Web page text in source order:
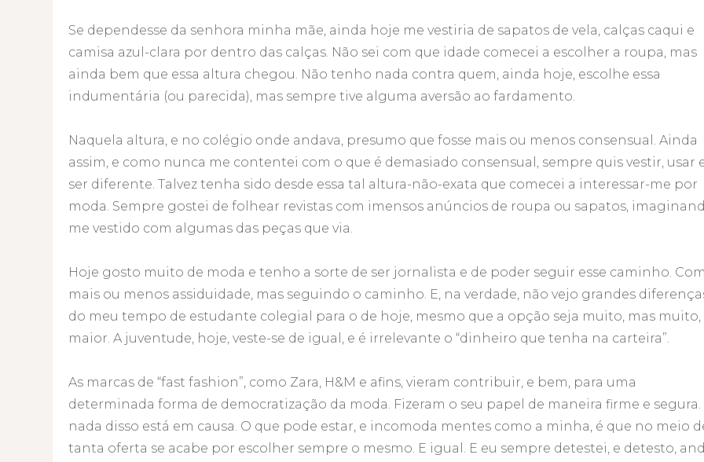
Se dependesse da senhora minha mãe, ainda hoje me vestiria de sapatos de vela, calças caqui e
camisa azul-clara por dentro das calças. Não sei com que idade comecei a escolher a roupa, mas
ainda bem que essa altura chegou. Não tenho nada contra quem, ainda hoje, escolhe essa
indumentária (ou parecida), mas sempre tive alguma aversão ao fardamento.
Naquela altura, e no colégio onde andava, presumo que fosse mais ou menos consensual. Ainda
assim, e como nunca me contentei com o que é demasiado consensual, sempre quis vestir, usar
ser diferente. Talvez tenha sido desde essa tal altura-não-exata que comecei a interessar-me por
moda. Sempre gostei de folhear revistas com imensos anúncios de roupa ou sapatos,
me vestido com algumas das peças que via.
Hoje gosto muito de moda e tenho a sorte de ser jornalista e de poder seguir esse caminho. Com
mais ou menos assiduidade, mas seguindo o caminho. E, na verdade, não vejo grandes
do meu tempo de estudante colegial para o de hoje, mesmo que a opção seja muito, mas muito,
maior. A juventude, hoje, veste-se de igual, e é irrelevante o “dinheiro que tenha na carteira”.
As marcas de “fast fashion”, como Zara, H&M e afins, vieram contribuir, e bem, para uma
determinada forma de democratização da moda. Fizeram o seu papel de maneira firme e segura.
nada disso está em causa. O que pode estar, e incomoda mentes como a minha, é que no meio
tanta oferta se acabe por escolher sempre o mesmo. E igual. E eu sempre detestei, e detesto,